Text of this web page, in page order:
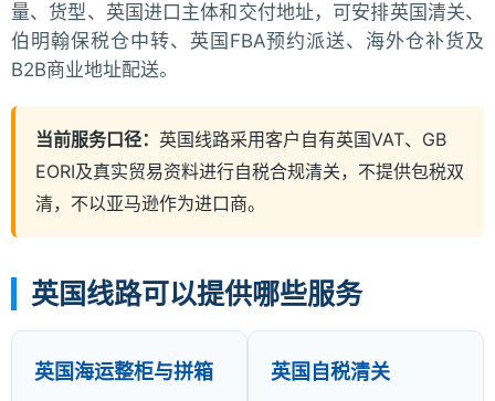
量、货型、英国进口主体和交付地址，可安排英国清关、
伯明翰保税仓中转、英国FBA预约派送、海外仓补货及
B2B商业地址配送。
当前服务口径： 英国线路采用客户自有英国VAT、GB
EORI及真实贸易资料进行自税合规清关，不提供包税双
清，不以亚马逊作为进口商。
英国线路可以提供哪些服务
英国海运整柜与拼箱 英国自税清关